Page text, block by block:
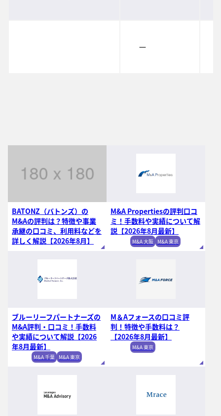
ー
BATONZ（バトンズ）の
M&Aの評判は？特徴や事業
承継の口コミ、利用料などを
詳しく解説【2026年8月】
M&A Propertiesの評判口コ
ミ！手数料や実績について解
説【2026年8月最新】
M&A 大阪 M&A 東京
ブルーリーフパートナーズの
M&A評判・口コミ！手数料
や実績について解説【2026
年8月最新】
M&A 千葉 M&A 東京
M＆Aフォースの口コミ評
判！特徴や手数料は？
【2026年8月最新】
M&A 東京